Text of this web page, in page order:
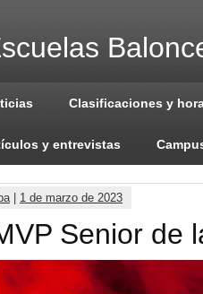
Clasificaciones y
y entrevistas
| 1 de marzo de 2023
Senior de